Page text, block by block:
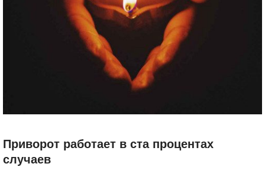
Приворот работает в ста процентах
случаев